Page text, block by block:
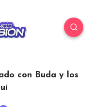
con Buda y los